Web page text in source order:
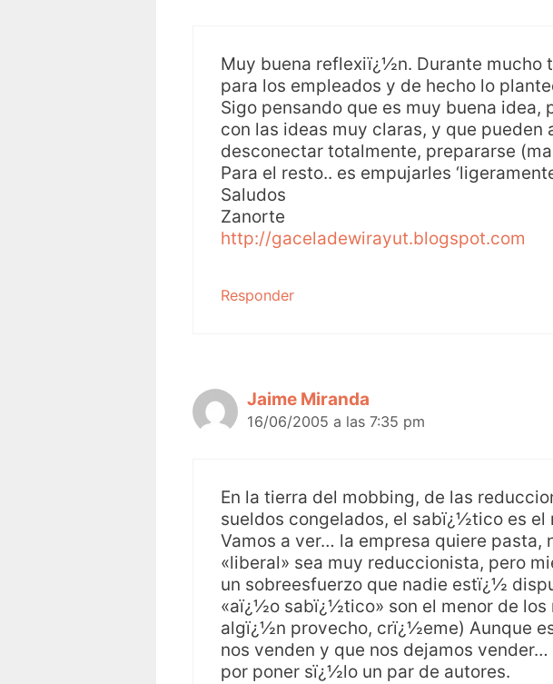
Muy buena reflexiï¿½n. Durante mucho
para los empleados y de hecho lo
Sigo pensando que es muy buena
con las ideas muy claras, y que
desconectar totalmente, prepararse
Para el resto.. es empujarles
Saludos
Zanorte
http://gaceladewirayut.blogspot.com
Responder
Jaime Miranda
16/06/2005 a las 7:35 pm
En la tierra del mobbing, de las
sueldos congelados, el sabï¿½tico es el
Vamos a ver… la empresa quiere
«liberal» sea muy reduccionista, pero
un sobreesfuerzo que nadie estï¿½
«aï¿½o sabï¿½tico» son el menor de
algï¿½n provecho, crï¿½eme) Aunque
nos venden y que nos dejamos
por poner sï¿½lo un par de autores.